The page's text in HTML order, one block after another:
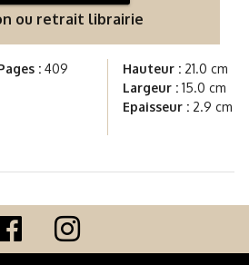
ou retrait librairie
:409 Hauteur : 21.0 cm
Largeur : 15.0 cm
Epaisseur : 2.9 cm